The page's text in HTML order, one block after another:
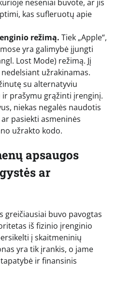
neseniai buvote, ar jis
kas sufleruotų apie
režimą. Tiek „Apple“,
yra galimybė įjungti
Lost Mode) režimą. Jį
užrakinamas.
su alternatyviu
prašymu grąžinti įrenginį.
niekas negalės naudotis
pasiekti asmeninės
užrakto kodo.
apsaugos
ar
greičiausiai buvo pavogtas
iš fizinio įrenginio
į skaitmeninių
yra tik įrankis, o jame
ir finansinis